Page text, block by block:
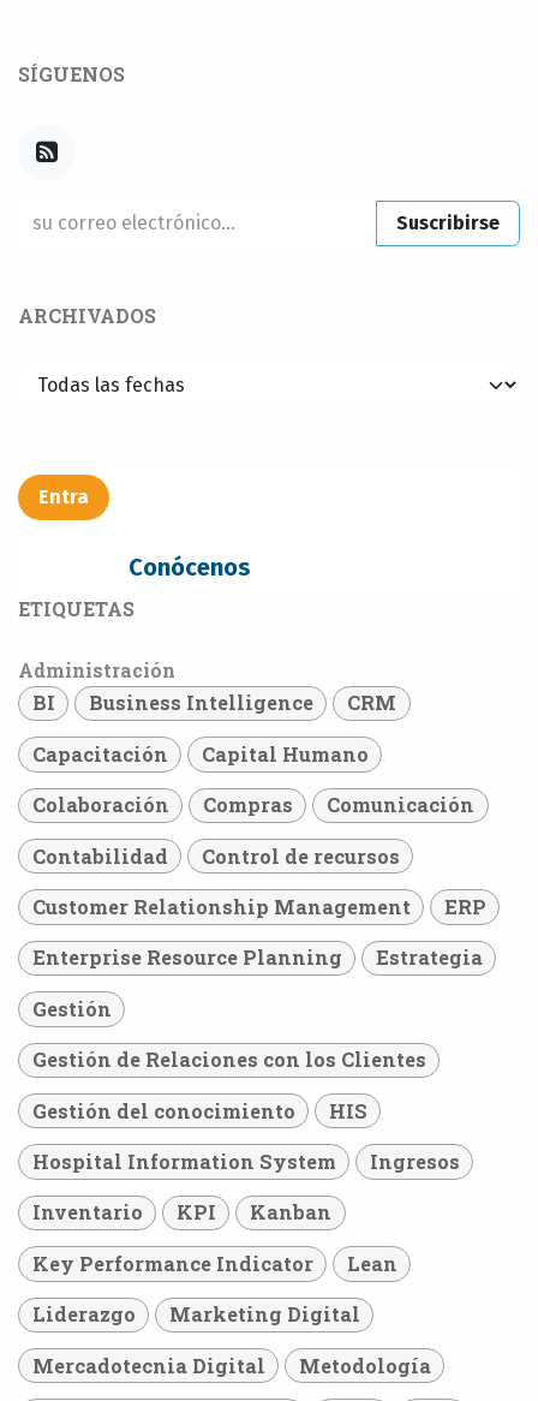
SÍGUENOS
Suscribirse
ARCHIVADOS
Entra​​​​
Conócenos
ETIQUETAS
Administración
BI
Business Intelligence CRM
Capacitación Capital Humano
Colaboración Compras Comunicación
Contabilidad Control de recursos
Customer Relationship Management ERP
Enterprise Resource Planning Estrategia
Gestión
Gestión de Relaciones con los Clientes
Gestión del conocimiento HIS
Hospital Information System Ingresos
Inventario KPI Kanban
Key Performance Indicator Lean
Liderazgo Marketing Digital
Mercadotecnia Digital Metodología